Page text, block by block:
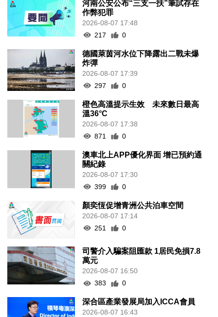
河南公安公布“三支一扶”筆試存在
作弊犯罪
2026-08-07 17:48
217
0
德國萊茵河水位下降露出二戰未爆
炸彈
2026-08-07 17:39
297
0
橙色高溫提示生效 未來數日最高
溫36°C
2026-08-07 17:38
871
0
澳車北上APP優化界面 增已預約通
關紀錄
2026-08-07 17:30
399
0
顏奕恆促增青洲公共泊車空間
2026-08-07 17:14
251
0
司警介入騙案阻匯款 1居民免損7.8
萬元
2026-08-07 16:50
383
0
深合區產業發展局加入ICCA會員
2026-08-07 16:43